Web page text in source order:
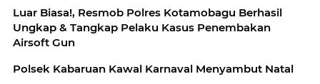
Luar Biasa!, Resmob Polres Kotamobagu Berhasil
Ungkap & Tangkap Pelaku Kasus Penembakan
Airsoft Gun
Polsek Kabaruan Kawal Karnaval Menyambut Natal